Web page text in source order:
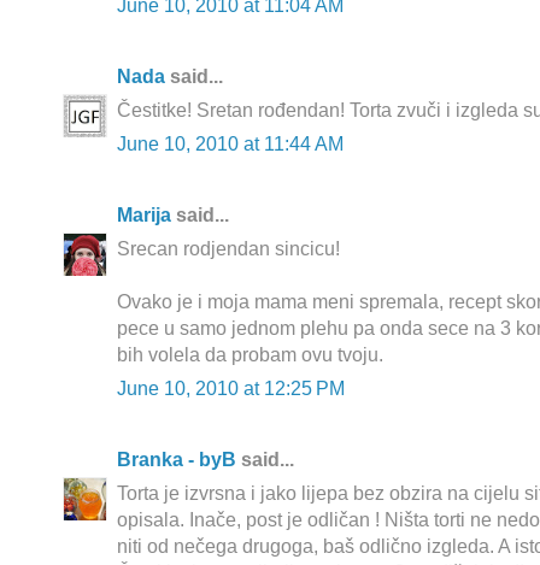
June 10, 2010 at 11:04 AM
Nada said...
Čestitke! Sretan rođendan! Torta zvuči i izgleda
June 10, 2010 at 11:44 AM
Marija said...
Srecan rodjendan sincicu!
Ovako je i moja mama meni spremala, recept
pece u samo jednom plehu pa onda sece na 3
bih volela da probam ovu tvoju.
June 10, 2010 at 12:25 PM
Branka - byB said...
Torta je izvrsna i jako lijepa bez obzira na cijelu
opisala. Inače, post je odličan ! Ništa torti ne
niti od nečega drugoga, baš odlično izgleda. A